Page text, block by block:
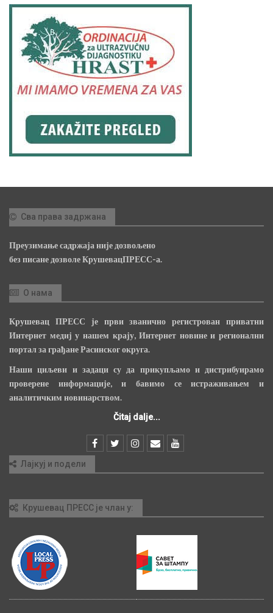
Сва права задржана
Преузимање садржаја није дозвољено
без писане дозволе КрушевацПРЕСС-а.
О нама
Крушевац ПРЕСС је први званично регистрован приватни
Интернет медиј у нашем крају, Интернет новине и регионални
портал за грађане Расинског округа.
Наши циљеви и задаци су да прикупљамо и дистрибуирамо
проверене информације, и бавимо се истраживањем и
аналитичким новинарством.
Čitaj dalje...
Лајкуј и подели
Крушевац ПРЕСС је члан у: